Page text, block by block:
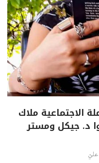
الاجتماعية ملاك
د. جيكل ومستر
عليّ